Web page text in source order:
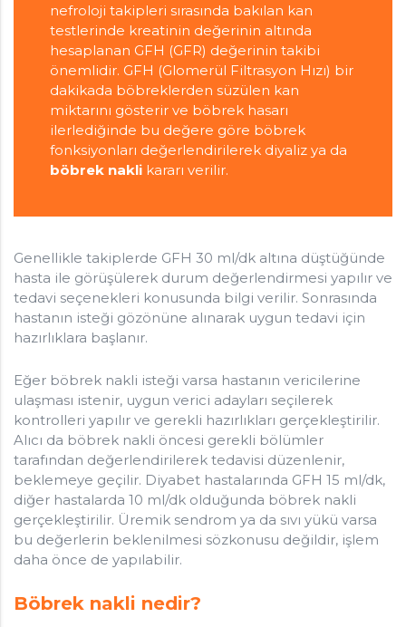
nefroloji takipleri sırasında bakılan kan
testlerinde kreatinin değerinin altında
hesaplanan GFH (GFR) değerinin takibi
önemlidir. GFH (Glomerül Filtrasyon Hızı) bir
dakikada böbreklerden süzülen kan
miktarını gösterir ve böbrek hasarı
ilerlediğinde bu değere göre böbrek
fonksiyonları değerlendirilerek diyaliz ya da
böbrek nakli kararı verilir.
Genellikle takiplerde GFH 30 ml/dk altına düştüğünde
hasta ile görüşülerek durum değerlendirmesi yapılır ve
tedavi seçenekleri konusunda bilgi verilir. Sonrasında
hastanın isteği gözönüne alınarak uygun tedavi için
hazırlıklara başlanır.
Eğer böbrek nakli isteği varsa hastanın vericilerine
ulaşması istenir, uygun verici adayları seçilerek
kontrolleri yapılır ve gerekli hazırlıkları gerçekleştirilir.
Alıcı da böbrek nakli öncesi gerekli bölümler
tarafından değerlendirilerek tedavisi düzenlenir,
beklemeye geçilir. Diyabet hastalarında GFH 15 ml/dk,
diğer hastalarda 10 ml/dk olduğunda böbrek nakli
gerçekleştirilir. Üremik sendrom ya da sıvı yükü varsa
bu değerlerin beklenilmesi sözkonusu değildir, işlem
daha önce de yapılabilir.
Böbrek nakli nedir?